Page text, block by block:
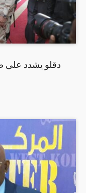
دقلو يشدد على